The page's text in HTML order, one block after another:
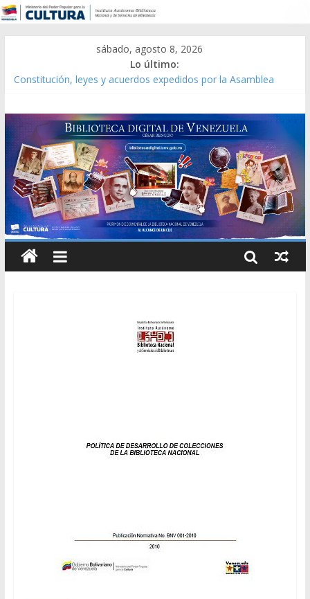
sábado, agosto 8, 2026
Lo último:
Constitución, leyes y acuerdos expedidos por la Asamblea
Modesta Bor Sánchez [material gráfico]
Gaceta Oficial de la República de Venezuela año CXXXIII Mes V,
Caracas 09 de marzo de 2006 N° 38.394
Catálogo temático de obras de Modesta Bor